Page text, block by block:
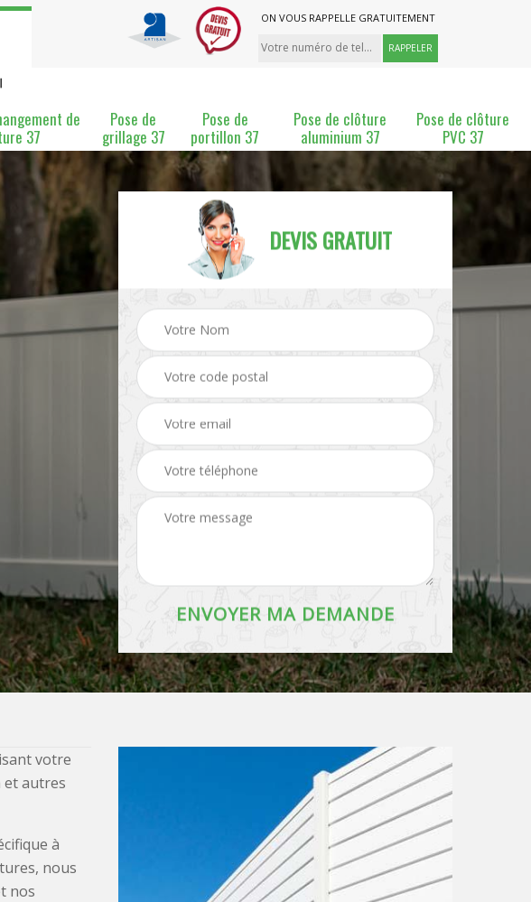
ON VOUS RAPPELLE GRATUITEMENT
de
37
Pose de
grillage 37
Pose de
portillon 37
Pose de clôture
aluminium 37
Pose de clôture
PVC 37
Installation de clôture
37
Pose et changement de Pose de grillage 37
DEVIS GRATUIT
votre
et autres
à
nous
nos